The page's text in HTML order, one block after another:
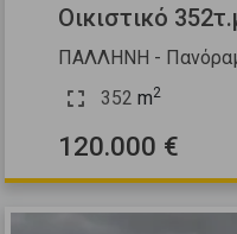
Οικιστικό
ΠΑΛΛΗΝΗ -
352 m2
120.000 €